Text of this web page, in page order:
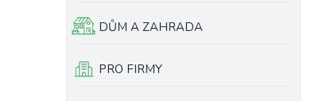
DŮM A ZAHRADA
PRO FIRMY